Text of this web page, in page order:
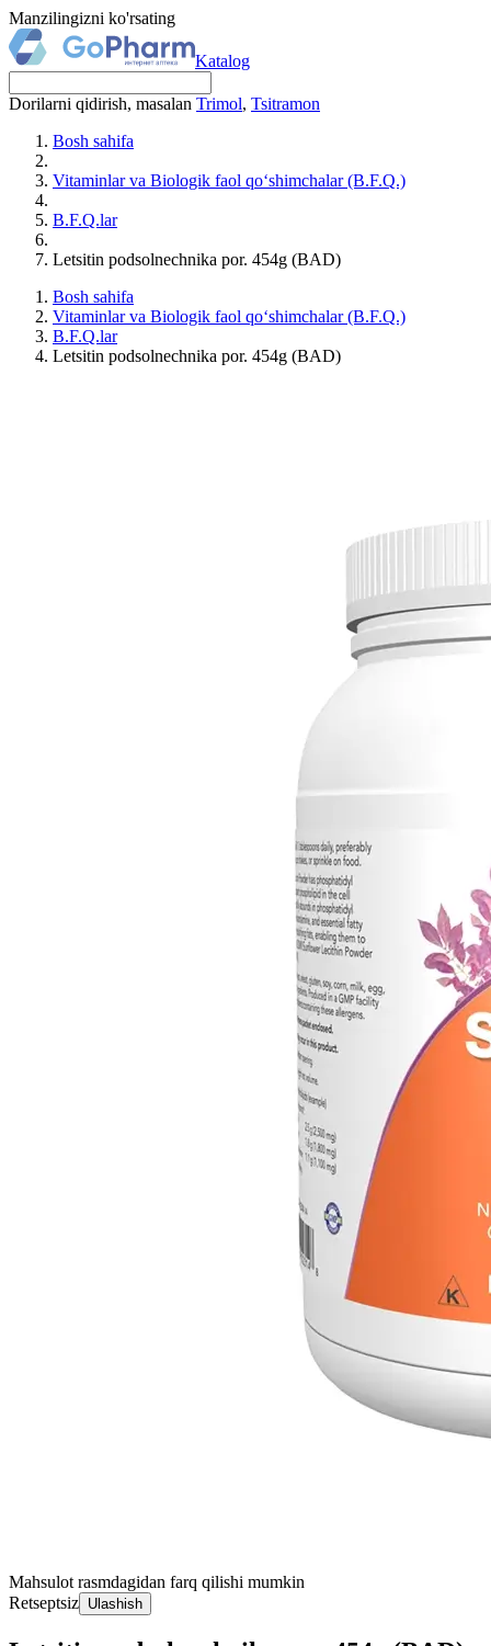
Manzilingizni ko'rsating
Katalog
Dorilarni qidirish, masalan Trimol, Tsitramon
Bosh sahifa
Vitaminlar va Biologik faol qo‘shimchalar (B.F.Q.)
B.F.Q.lar
Letsitin podsolnechnika por. 454g (BAD)
Bosh sahifa
Vitaminlar va Biologik faol qo‘shimchalar (B.F.Q.)
B.F.Q.lar
Letsitin podsolnechnika por. 454g (BAD)
Mahsulot rasmdagidan farq qilishi mumkin
Retseptsiz Ulashish